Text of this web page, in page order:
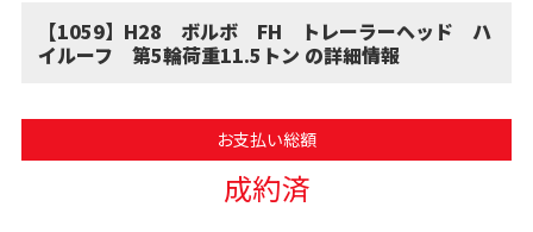
【1059】H28 ボルボ FH トレーラーヘッド ハ
イルーフ 第5輪荷重11.5トン の詳細情報
お支払い総額
成約済